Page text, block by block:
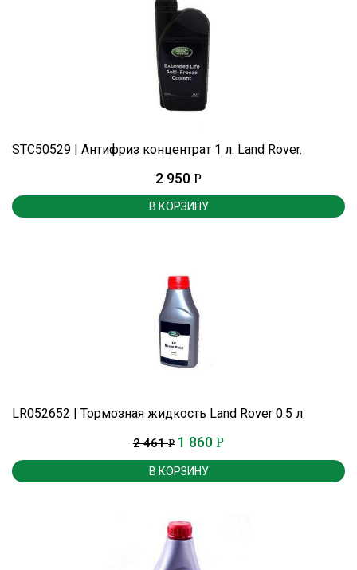
STC50529 | Антифриз концентрат 1 л. Land Rover.
2 950 Р
В КОРЗИНУ
LR052652 | Тормозная жидкость Land Rover 0.5 л.
2 461Р 1 860 Р
В КОРЗИНУ